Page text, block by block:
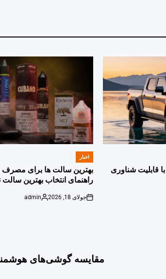
قابلیت شناوری
POSTED
اخبار
بهترین سالت ها برای مصرف
راهنمای انتخاب بهترین سالت
on
جولای 18, 2026
Posted
admin
مقایسه گوشی‌های هوشمند